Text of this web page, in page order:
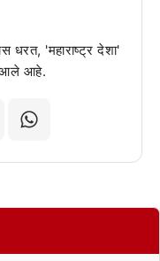
धरत, 'महाराष्ट्र देशा'
आले आहे.